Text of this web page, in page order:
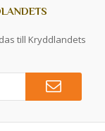
till Kryddlandets